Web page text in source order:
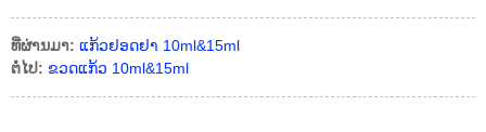
ທີ່ຜ່ານມາ: ແກ້ວຢອດຢາ 10ml&15ml
ຕໍ່ໄປ: ຂວດແກ້ວ 10ml&15ml